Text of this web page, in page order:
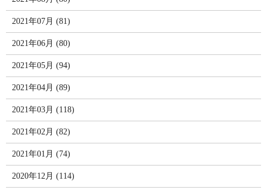
2021年07月 (81)
2021年06月 (80)
2021年05月 (94)
2021年04月 (89)
2021年03月 (118)
2021年02月 (82)
2021年01月 (74)
2020年12月 (114)